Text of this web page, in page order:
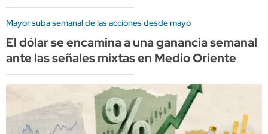
Mayor suba semanal de las acciones desde mayo
El dólar se encamina a una ganancia semanal
ante las señales mixtas en Medio Oriente